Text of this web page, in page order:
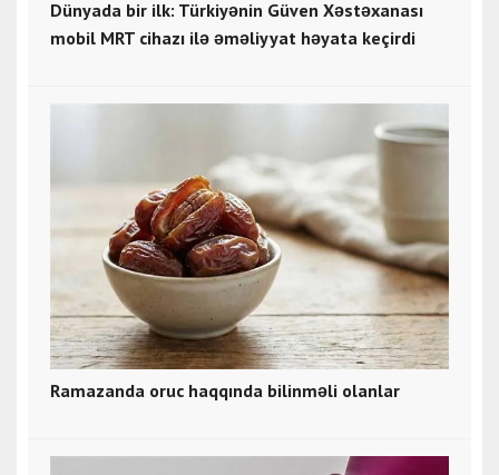
Dünyada bir ilk: Türkiyənin Güven Xəstəxanası
mobil MRT cihazı ilə əməliyyat həyata keçirdi
Ramazanda oruc haqqında bilinməli olanlar